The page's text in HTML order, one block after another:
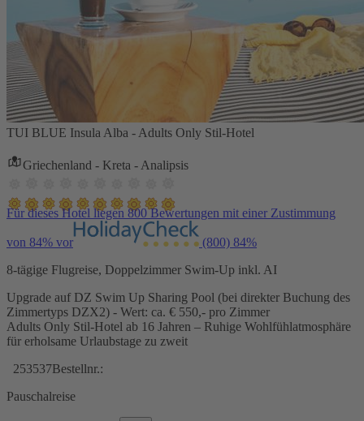
TUI BLUE Insula Alba - Adults Only Stil-Hotel
Griechenland - Kreta - Analipsis
Für dieses Hotel liegen 800 Bewertungen mit einer Zustimmung
von 84% vor (800) 84%
8-tägige Flugreise, Doppelzimmer Swim-Up inkl. AI
Upgrade auf DZ Swim Up Sharing Pool (bei direkter Buchung des
Zimmertyps DZX2) - Wert: ca. € 550,- pro Zimmer
Adults Only Stil-Hotel ab 16 Jahren – Ruhige Wohlfühlatmosphäre
für erholsame Urlaubstage zu zweit
253537Bestellnr.:
Pauschalreise